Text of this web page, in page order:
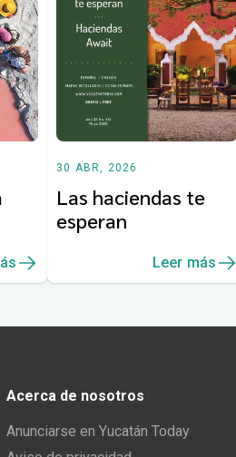
30 ABR, 2026
Las haciendas te
esperan
Leer más
Acerca de nosotros
Anunciarse en Yucatán Today